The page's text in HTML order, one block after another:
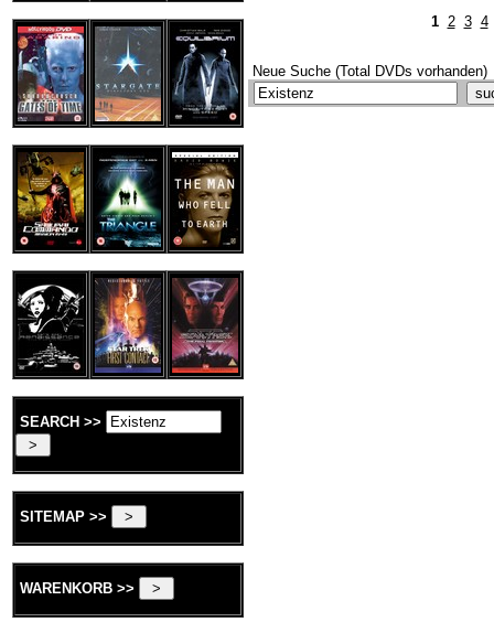
SEARCH >>
SITEMAP >>
WARENKORB >>
1 2 3 4
Neue Suche (Total DVDs vorhanden)